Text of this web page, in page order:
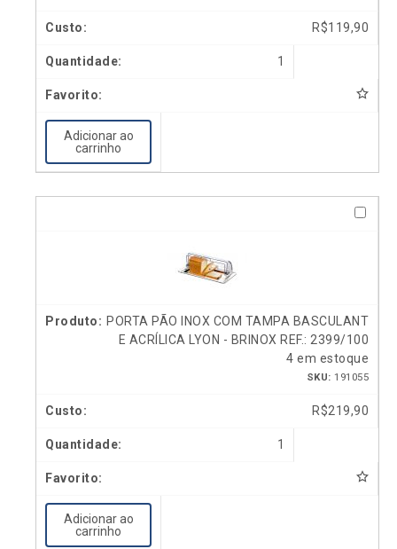
R$119,90
1
Adicionar ao
carrinho
PORTA PÃO INOX COM TAMPA BASCULANT
E ACRÍLICA LYON - BRINOX REF.: 2399/100
4 em estoque
SKU: 191055
R$219,90
1
Adicionar ao
carrinho